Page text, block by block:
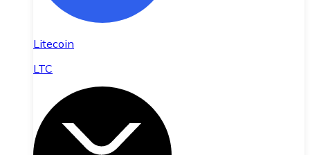
Litecoin
LTC